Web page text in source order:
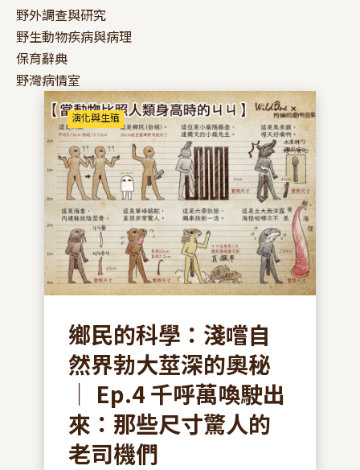
野外調查與研究
野生動物疾病與病理
保育辭典
野灣病情室
演化與生殖
鄉民的科學：淺嚐自
然界勃大莖深的奧秘
｜ Ep.4 千呼萬喚駛出
來：那些尺寸驚人的
老司機們